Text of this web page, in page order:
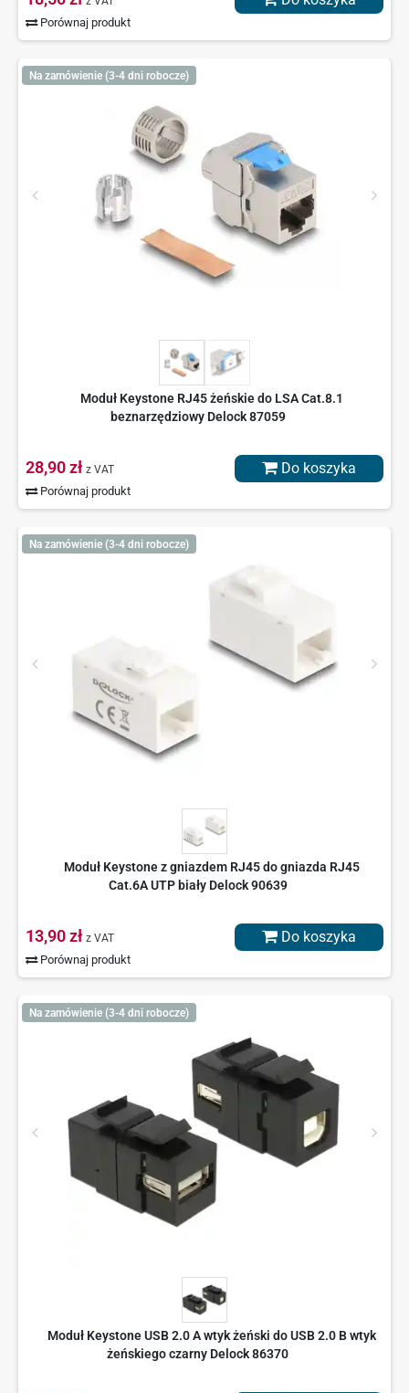
Porównaj produkt
Na zamówienie (3-4 dni robocze)
Moduł Keystone RJ45 żeńskie do LSA Cat.8.1
beznarzędziowy Delock 87059
28,90 zł z VAT
Porównaj produkt
Do koszyka
Na zamówienie (3-4 dni robocze)
Moduł Keystone z gniazdem RJ45 do gniazda RJ45
Cat.6A UTP biały Delock 90639
13,90 zł z VAT
Porównaj produkt
Do koszyka
Na zamówienie (3-4 dni robocze)
Moduł Keystone USB 2.0 A wtyk żeński do USB 2.0 B wtyk
żeńskiego czarny Delock 86370